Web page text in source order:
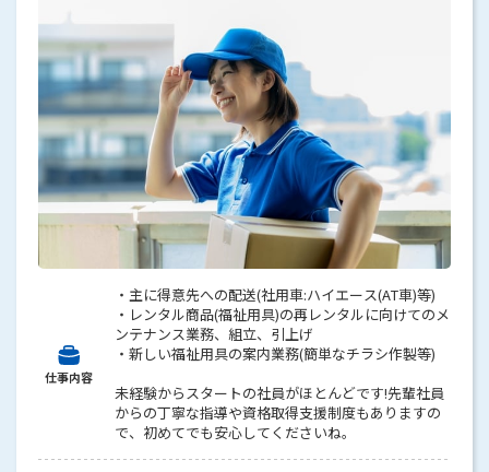
仕事内容
・主に得意先への配送(社用車:ハイエース(AT車)等)
・レンタル商品(福祉用具)の再レンタルに向けてのメ
ンテナンス業務、組立、引上げ
・新しい福祉用具の案内業務(簡単なチラシ作製等)
未経験からスタートの社員がほとんどです!先輩社員
からの丁寧な指導や資格取得支援制度もありますの
で、初めてでも安心してくださいね。